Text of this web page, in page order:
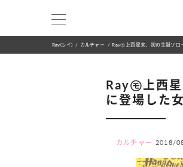
Ray(レイ) カルチャー Ray㋲上西星来、初の生誕ソ
Ray㋲上西
に登場した
カルチャー 2018/